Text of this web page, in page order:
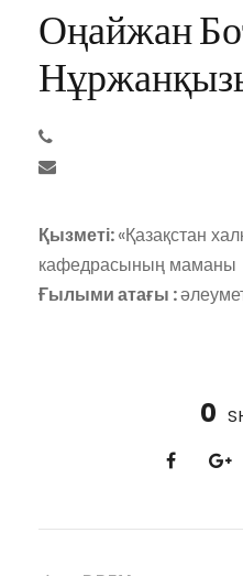
Оңайжан
Қызметі:«Қазақстан
кафедрасының маманы
Ғылыми атағы :
0